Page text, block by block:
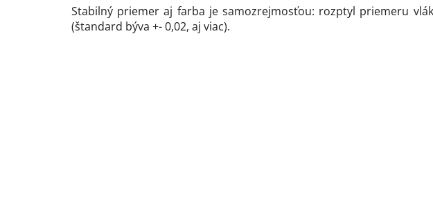
Stabilný priemer aj farba je samozrejmosťou: rozptyl priemeru
(štandard býva +- 0,02, aj viac).